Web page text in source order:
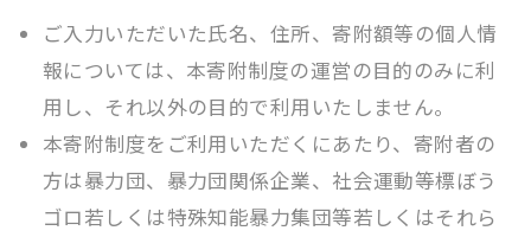
ご入力いただいた氏名、住所、寄附額等の個人情
報については、本寄附制度の運営の目的のみに利
用し、それ以外の目的で利用いたしません。
本寄附制度をご利用いただくにあたり、寄附者の
方は暴力団、暴力団関係企業、社会運動等標ぼう
ゴロ若しくは特殊知能暴力集団等若しくはそれら